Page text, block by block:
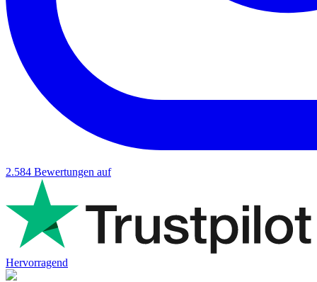
2.584 Bewertungen auf
Hervorragend